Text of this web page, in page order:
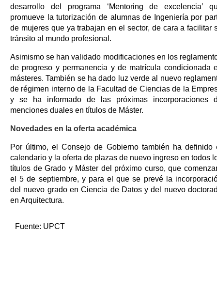
desarrollo del programa ‘Mentoring de excelencia’
promueve la tutorización de alumnas de Ingeniería por
de mujeres que ya trabajan en el sector, de cara a facilitar
tránsito al mundo profesional.
Asimismo se han validado modificaciones en los
de progreso y permanencia y de matrícula condicionada
másteres. También se ha dado luz verde al nuevo
de régimen interno de la Facultad de Ciencias de la
y se ha informado de las próximas incorporaciones
menciones duales en títulos de Máster.
Novedades en la oferta académica
Por último, el Consejo de Gobierno también ha definido
calendario y la oferta de plazas de nuevo ingreso en todos
títulos de Grado y Máster del próximo curso, que
el 5 de septiembre, y para el que se prevé la
del nuevo grado en Ciencia de Datos y del nuevo
en Arquitectura.
Fuente: UPCT